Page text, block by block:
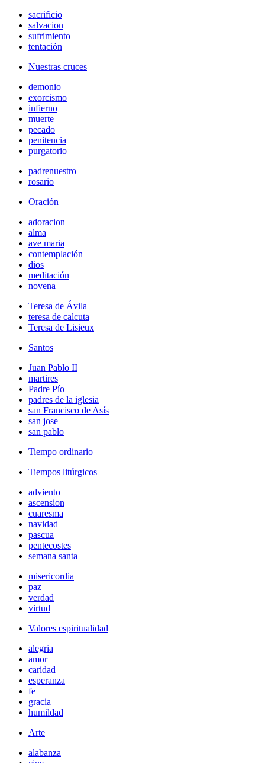
sacrificio
salvacion
sufrimiento
tentación
Nuestras cruces
demonio
exorcismo
infierno
muerte
pecado
penitencia
purgatorio
padrenuestro
rosario
Oración
adoracion
alma
ave maria
contemplación
dios
meditación
novena
Teresa de Ávila
teresa de calcuta
Teresa de Lisieux
Santos
Juan Pablo II
martires
Padre Pío
padres de la iglesia
san Francisco de Asís
san jose
san pablo
Tiempo ordinario
Tiempos litúrgicos
adviento
ascension
cuaresma
navidad
pascua
pentecostes
semana santa
misericordia
paz
verdad
virtud
Valores espiritualidad
alegria
amor
caridad
esperanza
fe
gracia
humildad
Arte
alabanza